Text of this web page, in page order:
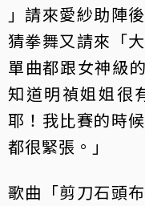
」請來愛紗助陣
猜拳舞又請來「
單曲都跟女神級
知道明禎姐姐很
耶！我比賽的時
都很緊張。」
歌曲「剪刀石頭